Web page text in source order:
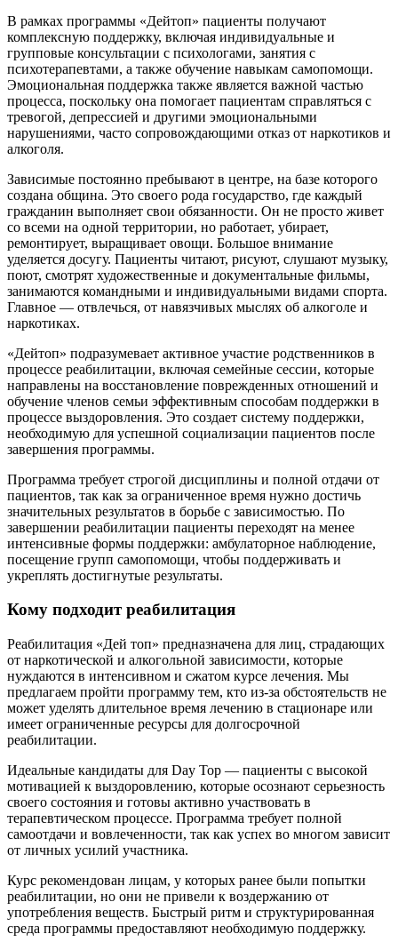
В рамках программы «Дейтоп» пациенты получают
комплексную поддержку, включая индивидуальные и
групповые консультации с психологами, занятия с
психотерапевтами, а также обучение навыкам самопомощи.
Эмоциональная поддержка также является важной частью
процесса, поскольку она помогает пациентам справляться с
тревогой, депрессией и другими эмоциональными
нарушениями, часто сопровождающими отказ от наркотиков и
алкоголя.
Зависимые постоянно пребывают в центре, на базе которого
создана община. Это своего рода государство, где каждый
гражданин выполняет свои обязанности. Он не просто живет
со всеми на одной территории, но работает, убирает,
ремонтирует, выращивает овощи. Большое внимание
уделяется досугу. Пациенты читают, рисуют, слушают музыку,
поют, смотрят художественные и документальные фильмы,
занимаются командными и индивидуальными видами спорта.
Главное — отвлечься, от навязчивых мыслях об алкоголе и
наркотиках.
«Дейтоп» подразумевает активное участие родственников в
процессе реабилитации, включая семейные сессии, которые
направлены на восстановление поврежденных отношений и
обучение членов семьи эффективным способам поддержки в
процессе выздоровления. Это создает систему поддержки,
необходимую для успешной социализации пациентов после
завершения программы.
Программа требует строгой дисциплины и полной отдачи от
пациентов, так как за ограниченное время нужно достичь
значительных результатов в борьбе с зависимостью. По
завершении реабилитации пациенты переходят на менее
интенсивные формы поддержки: амбулаторное наблюдение,
посещение групп самопомощи, чтобы поддерживать и
укреплять достигнутые результаты.
Кому подходит реабилитация
Реабилитация «Дей топ» предназначена для лиц, страдающих
от наркотической и алкогольной зависимости, которые
нуждаются в интенсивном и сжатом курсе лечения. Мы
предлагаем пройти программу тем, кто из-за обстоятельств не
может уделять длительное время лечению в стационаре или
имеет ограниченные ресурсы для долгосрочной
реабилитации.
Идеальные кандидаты для Day Top — пациенты с высокой
мотивацией к выздоровлению, которые осознают серьезность
своего состояния и готовы активно участвовать в
терапевтическом процессе. Программа требует полной
самоотдачи и вовлеченности, так как успех во многом зависит
от личных усилий участника.
Курс рекомендован лицам, у которых ранее были попытки
реабилитации, но они не привели к воздержанию от
употребления веществ. Быстрый ритм и структурированная
среда программы предоставляют необходимую поддержку.